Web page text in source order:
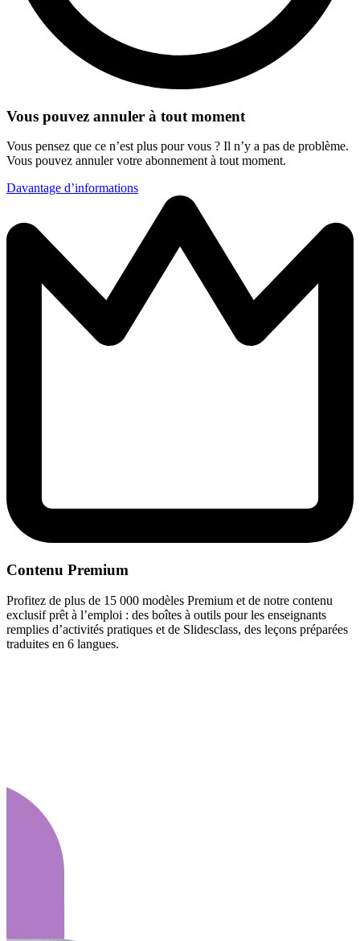
Vous pouvez annuler à tout moment
Vous pensez que ce n’est plus pour vous ? Il n’y a pas de problème.
Vous pouvez annuler votre abonnement à tout moment.
Davantage d’informations
Contenu Premium
Profitez de plus de 15 000 modèles Premium et de notre contenu
exclusif prêt à l’emploi : des boîtes à outils pour les enseignants
remplies d’activités pratiques et de Slidesclass, des leçons préparées
traduites en 6 langues.